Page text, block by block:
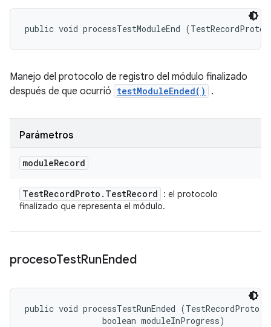
public void processTestModuleEnd
Manejo del protocolo de registro del módulo finalizado
después de que ocurrió testModuleEnded() .
Parámetros
moduleRecord
TestRecordProto . TestRecord
: el protocolo
finalizado que representa el módulo.
procesoTestRunEnded
public void processTestRunEnded
                boolean moduleInProgress)